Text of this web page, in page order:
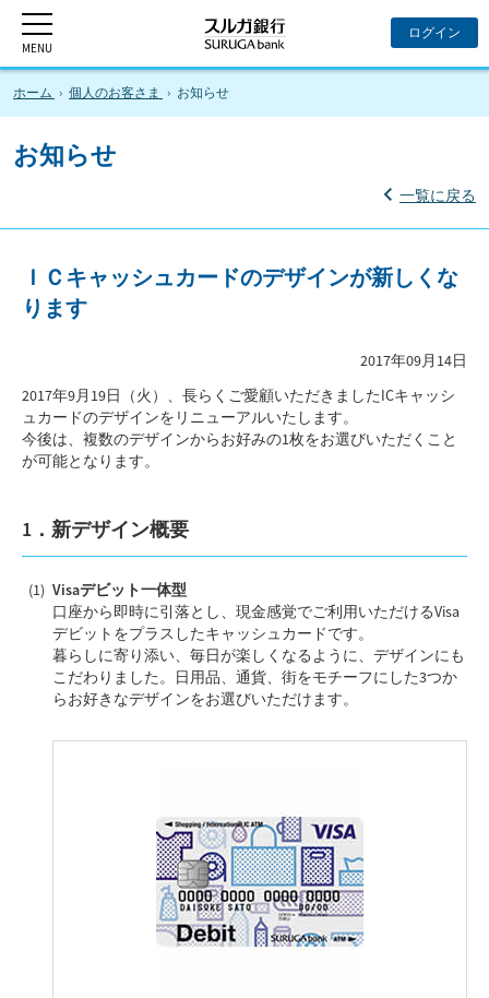
ホーム 個人のお客さま お知らせ
お知らせ
一覧に戻る
ＩＣキャッシュカードのデザインが新しくな
ります
2017年09月14日
2017年9月19日（火）、長らくご愛顧いただきましたICキャッシ
ュカードのデザインをリニューアルいたします。
今後は、複数のデザインからお好みの1枚をお選びいただくこと
が可能となります。
1．新デザイン概要
Visaデビット一体型
口座から即時に引落とし、現金感覚でご利用いただけるVisa
デビットをプラスしたキャッシュカードです。
暮らしに寄り添い、毎日が楽しくなるように、デザインにも
こだわりました。日用品、通貨、街をモチーフにした3つか
らお好きなデザインをお選びいただけます。